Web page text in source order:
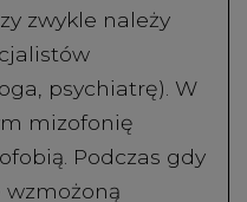
zwykle należy
psychiatrę). W
mizofonię
Podczas gdy
wzmożoną